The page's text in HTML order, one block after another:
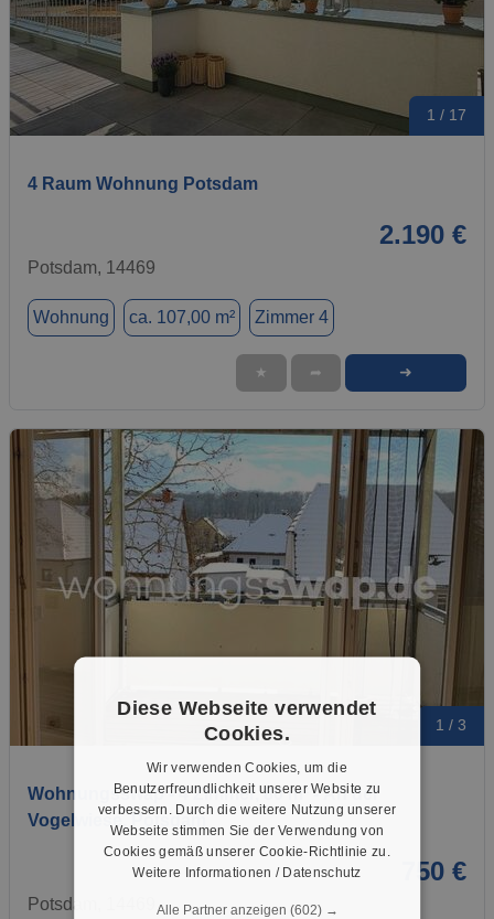
1 / 17
4 Raum Wohnung Potsdam
2.190 €
Potsdam, 14469
Wohnung ca. 107,00 m² Zimmer 4
★ ➦ ➜
1 / 3
Wohnungsswap - 4 Zimmer, 80 m² - An der
Vogelwiese, Potsdam
750 €
Potsdam, 14469
Diese Webseite verwendet
Cookies.
Wir verwenden Cookies, um die
Benutzerfreundlichkeit unserer Website zu
verbessern. Durch die weitere Nutzung unserer
Webseite stimmen Sie der Verwendung von
Cookies gemäß unserer Cookie-Richtlinie zu.
Weitere Informationen / Datenschutz
Alle Partner anzeigen (602) →